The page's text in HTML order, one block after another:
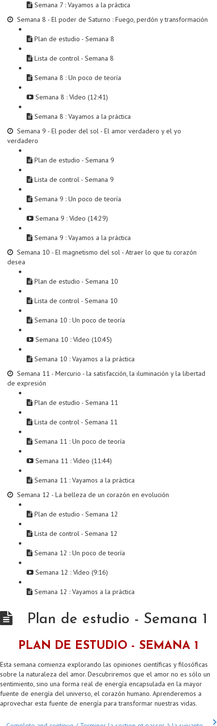
Semana 7 : Vayamos a la práctica
Semana 8 - El poder de Saturno : Fuego, perdón y transformación
Plan de estudio - Semana 8
Lista de control - Semana 8
Semana 8 : Un poco de teoría
Semana 8 : Vídeo (12:41)
Semana 8 : Vayamos a la práctica
Semana 9 - El poder del sol - El amor verdadero y el yo
verdadero
Plan de estudio - Semana 9
Lista de control - Semana 9
Semana 9 : Un poco de teoría
Semana 9 : Vídeo (14:29)
Semana 9 : Vayamos a la práctica
Semana 10 - El magnetismo del sol - Atraer lo que tu corazón
desea
Plan de estudio - Semana 10
Lista de control - Semana 10
Semana 10 : Un poco de teoría
Semana 10 : Vídeo (10:45)
Semana 10 : Vayamos a la práctica
Semana 11 - Mercurio - la satisfacción, la iluminación y la libertad
de expresión
Plan de estudio - Semana 11
Lista de control - Semana 11
Semana 11 : Un poco de teoría
Semana 11 : Vídeo (11:44)
Semana 11 : Vayamos a la práctica
Semana 12 - La belleza de un corazón en evolución
Plan de estudio - Semana 12
Lista de control - Semana 12
Semana 12 : Un poco de teoría
Semana 12 : Vídeo (9:16)
Semana 12 : Vayamos a la práctica
Plan de estudio - Semana 1
PLAN DE ESTUDIO - SEMANA 1
Esta semana comienza explorando las opiniones científicas y filosóficas
sobre la naturaleza del amor. Descubriremos que el amor no es sólo un
sentimiento, sino una forma real de energía encapsulada en la mayor
fuente de energía del universo, el corazón humano. Aprenderemos a
aprovechar esta fuente de energía para transformar nuestras vidas.